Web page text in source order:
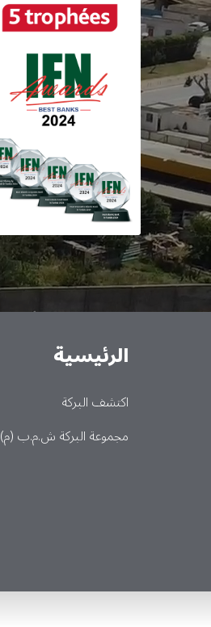
Main
الرئيسية
اكتشف البركة
مجموعة البركة ش.م.ب (م)